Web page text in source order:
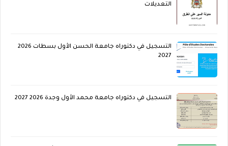
التعديلات
التسجيل في دكتوراه جامعة الحسن الأول بسطات 2026
2027
التسجيل في دكتوراه جامعة محمد الأول وجدة 2026 2027